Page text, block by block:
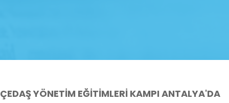
ÇEDAŞ YÖNETİM EĞİTİMLERİ KAMPI ANTALYA'DA